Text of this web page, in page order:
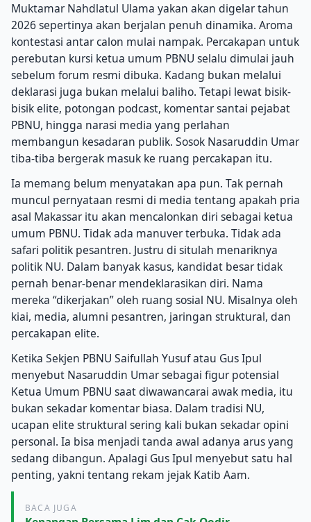
Muktamar Nahdlatul Ulama yakan akan digelar tahun
2026 sepertinya akan berjalan penuh dinamika. Aroma
kontestasi antar calon mulai nampak. Percakapan untuk
perebutan kursi ketua umum PBNU selalu dimulai jauh
sebelum forum resmi dibuka. Kadang bukan melalui
deklarasi juga bukan melalui baliho. Tetapi lewat bisik-
bisik elite, potongan podcast, komentar santai pejabat
PBNU, hingga narasi media yang perlahan
membangun kesadaran publik. Sosok Nasaruddin Umar
tiba-tiba bergerak masuk ke ruang percakapan itu.
Ia memang belum menyatakan apa pun. Tak pernah
muncul pernyataan resmi di media tentang apakah pria
asal Makassar itu akan mencalonkan diri sebagai ketua
umum PBNU. Tidak ada manuver terbuka. Tidak ada
safari politik pesantren. Justru di situlah menariknya
politik NU. Dalam banyak kasus, kandidat besar tidak
pernah benar-benar mendeklarasikan diri. Nama
mereka “dikerjakan” oleh ruang sosial NU. Misalnya oleh
kiai, media, alumni pesantren, jaringan struktural, dan
percakapan elite.
Ketika Sekjen PBNU Saifullah Yusuf atau Gus Ipul
menyebut Nasaruddin Umar sebagai figur potensial
Ketua Umum PBNU saat diwawancarai awak media, itu
bukan sekadar komentar biasa. Dalam tradisi NU,
ucapan elite struktural sering kali bukan sekadar opini
personal. Ia bisa menjadi tanda awal adanya arus yang
sedang dibangun. Apalagi Gus Ipul menyebut satu hal
penting, yakni tentang rekam jejak Katib Aam.
BACA JUGA